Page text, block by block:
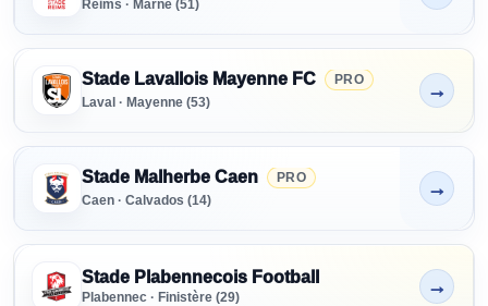
Reims · Marne (51)
Stade Lavallois Mayenne FC
PRO
Laval · Mayenne (53)
Non indiqué
→
Stade Malherbe Caen
PRO
Caen · Calvados (14)
Non indiqué
→
Stade Plabennecois Football
Plabennec · Finistère (29)
Non indiqué
→